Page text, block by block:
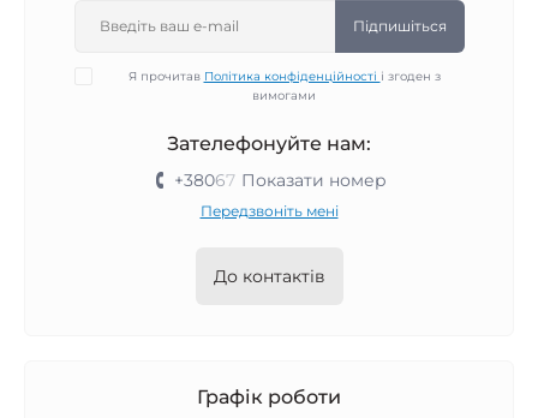
Підпишіться
Я прочитав Політика конфіденційності і згоден з
вимогами
Зателефонуйте нам:
+38067 Показати номер
Передзвоніть мені
До контактів
Графік роботи